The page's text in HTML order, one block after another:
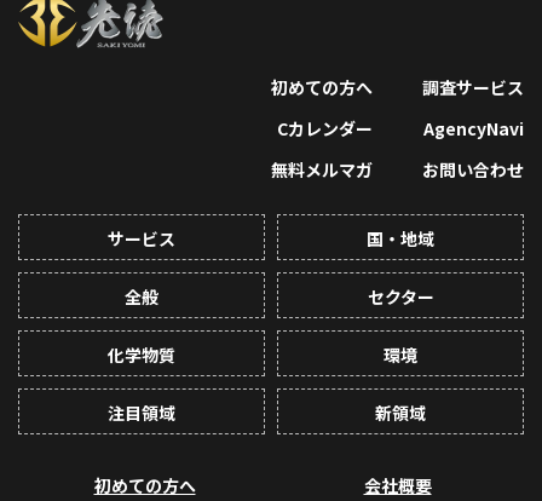
初めての方へ
調査サービス
Cカレンダー
AgencyNavi
無料メルマガ
お問い合わせ
サービス 国・地域
全般 セクター
化学物質 環境
注目領域 新領域
初めての方へ 会社概要